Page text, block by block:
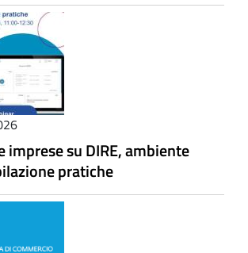
imprese su DIRE, ambiente
pratiche